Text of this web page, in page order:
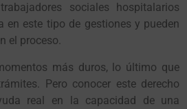
abajadores sociales hospitalarios
en este tipo de gestiones y pueden
el proceso.
omentos más duros, lo último que
ámites. Pero conocer este derecho
real en la capacidad de una